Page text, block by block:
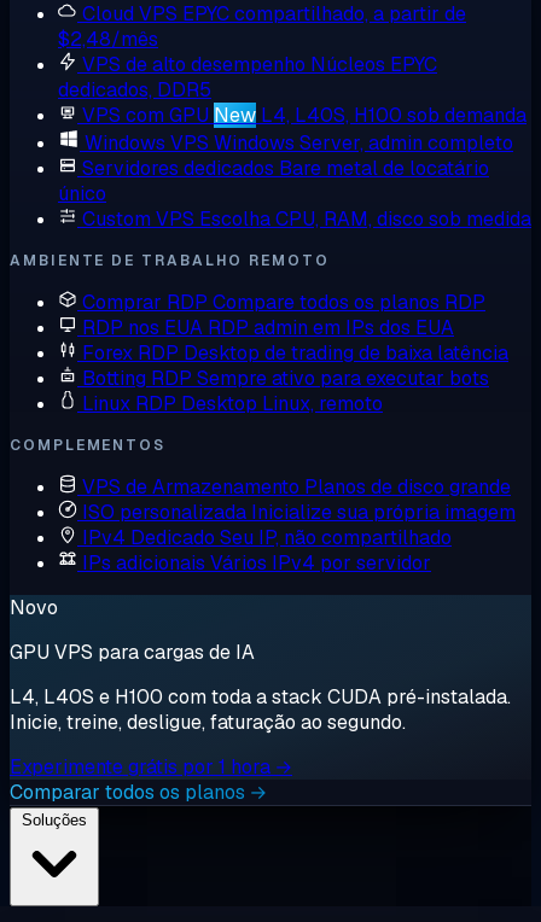
Cloud VPS EPYC compartilhado, a partir de
$2,48/mês
VPS de alto desempenho Núcleos EPYC
dedicados, DDR5
VPS com GPU New L4, L40S, H100 sob demanda
Windows VPS Windows Server, admin completo
Servidores dedicados Bare metal de locatário
único
Custom VPS Escolha CPU, RAM, disco sob medida
AMBIENTE DE TRABALHO REMOTO
Comprar RDP Compare todos os planos RDP
RDP nos EUA RDP admin em IPs dos EUA
Forex RDP Desktop de trading de baixa latência
Botting RDP Sempre ativo para executar bots
Linux RDP Desktop Linux, remoto
COMPLEMENTOS
VPS de Armazenamento Planos de disco grande
ISO personalizada Inicialize sua própria imagem
IPv4 Dedicado Seu IP, não compartilhado
IPs adicionais Vários IPv4 por servidor
Novo
GPU VPS para cargas de IA
L4, L40S e H100 com toda a stack CUDA pré-instalada.
Inicie, treine, desligue, faturação ao segundo.
Experimente grátis por 1 hora →
Comparar todos os planos →